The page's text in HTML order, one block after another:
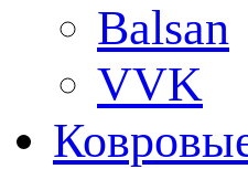
Balsan
VVK